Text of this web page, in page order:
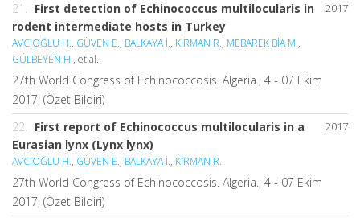
2017
21. First detection of Echinococcus multilocularis in
rodent intermediate hosts in Turkey
AVCIOĞLU H., GÜVEN E., BALKAYA İ., KİRMAN R., MEBAREK BİA M.,
GÜLBEYEN H., et al.
27th World Congress of Echinococcosis. Algeria., 4 - 07 Ekim
2017, (Özet Bildiri)
2017
22. First report of Echinococcus multilocularis in a
Eurasian lynx (Lynx lynx)
AVCIOĞLU H., GÜVEN E., BALKAYA İ., KİRMAN R.
27th World Congress of Echinococcosis. Algeria., 4 - 07 Ekim
2017, (Özet Bildiri)